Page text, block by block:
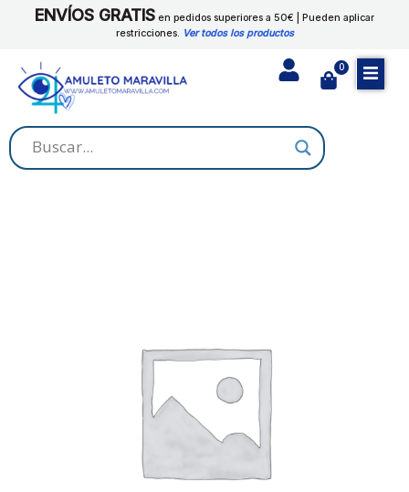
ENVÍOS GRATIS en pedidos superiores a 50€ | Pueden aplicar
restricciones. Ver todos los productos
0
Cart